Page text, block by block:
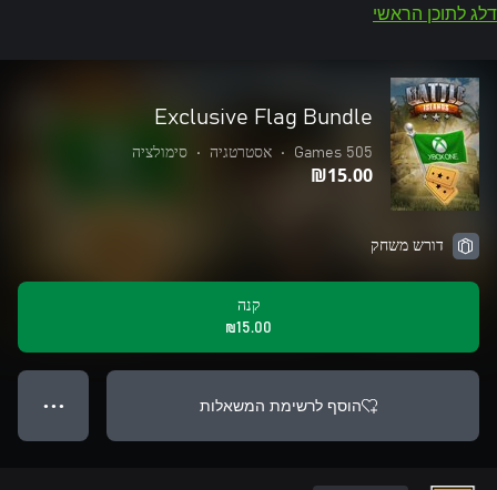
דלג לתוכן הראשי
Exclusive Flag Bundle
505 Games
• אסטרטגיה • סימולציה
‪₪‎15.00‬
דורש משחק
קנה
‪₪‎15.00‬
הוסף לרשימת המשאלות ● ● ●